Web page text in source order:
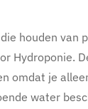
houden van
Hydroponie.
omdat je
water